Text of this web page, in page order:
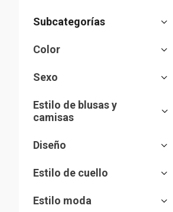
Ropa de hombre
Camisetas
Juvenil
Color
Blanco (5
Celeste (5
Verde (
Sexo
Hombre
Estilo de blusas y
camisas
Camiseta
Diseño
Sólido
Bordado 12
Estilo de cuello
Redondo
Estilo moda